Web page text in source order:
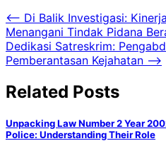
Post
navigation
⟵ Di Balik Investigasi:
Menangani Tindak Pidana
Dedikasi Satreskrim:
Pemberantasan Kejahatan ⟶
Related Posts
Unpacking Law Number 2 Year
Police: Understanding Their Role